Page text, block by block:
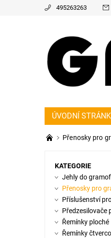
495263263
ÚVODNÍ
Přenosky pro
KATEGORIE
Jehly do
Přenosky pro
Příslušenství
Předzesilovače
Řemínky ploché
Řemínky